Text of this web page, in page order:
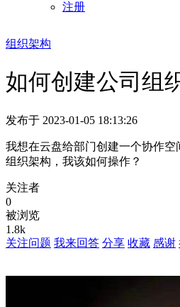
注册
组织架构
如何创建公司组
发布于 2023-01-05 18:13:26
我想在云盘给部门创建一个协作
组织架构，我该如何操作？
关注者
0
被浏览
1.8k
关注问题 我来回答 分享 收藏 感谢